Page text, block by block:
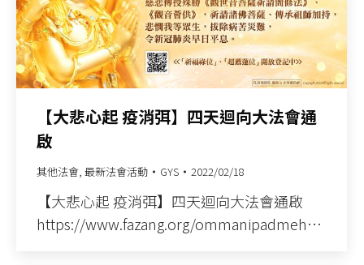
【大悲心起 疫消弭】四天迴向大法會通
啟
其他法會, 最新法會活動 GYS 2022/02/18
【大悲心起 疫消弭】四天迴向大法會通啟
https://www.fazang.org/ommanipadmeh…